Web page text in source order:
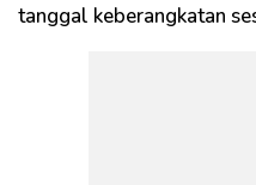
tanggal keberangkatan